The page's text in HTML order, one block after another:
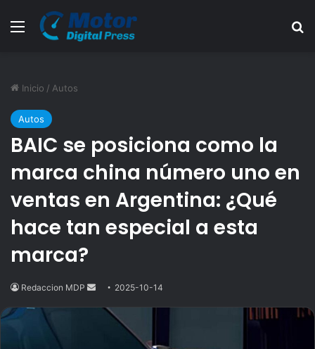
Menú
Inicio / Autos
Autos
BAIC se posiciona como la
marca china número uno en
ventas en Argentina: ¿Qué
hace tan especial a esta
marca?
Redaccion MDP
Send
email
2025-10-14